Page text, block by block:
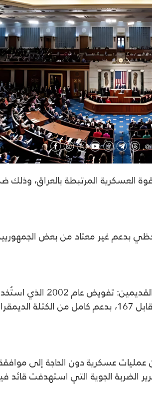
العسكرية المرتبطة بالعراق،
عسكرية دون الحاجة إلى
دونالد ترامب لتبرير الضربة الجوية التي